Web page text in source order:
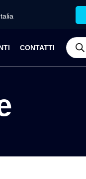
CONTATTI